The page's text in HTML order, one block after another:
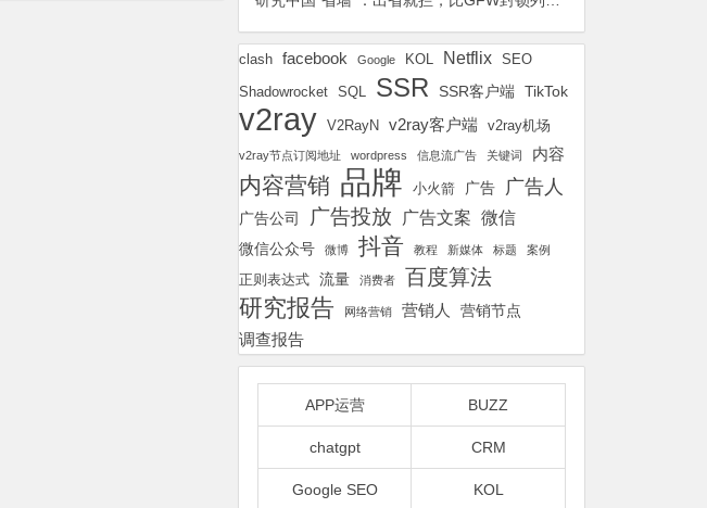
clash facebook Google KOL Netflix
SEO
Shadowrocket
SQL SSR SSR客户端 TikTok
v2ray V2RayN v2ray客户端 v2ray机场
v2ray节点订阅地址 wordpress 信息流广告 关键词 内容
内容营销 品牌 小火箭 广告 广告人
广告公司 广告投放 广告文案 微信
微信公众号 微博 抖音 教程 新媒体 标题 案例
正则表达式 流量 消费者 百度算法
研究报告 网络营销 营销人 营销节点
调查报告
APP运营 BUZZ
chatgpt CRM
Google SEO KOL